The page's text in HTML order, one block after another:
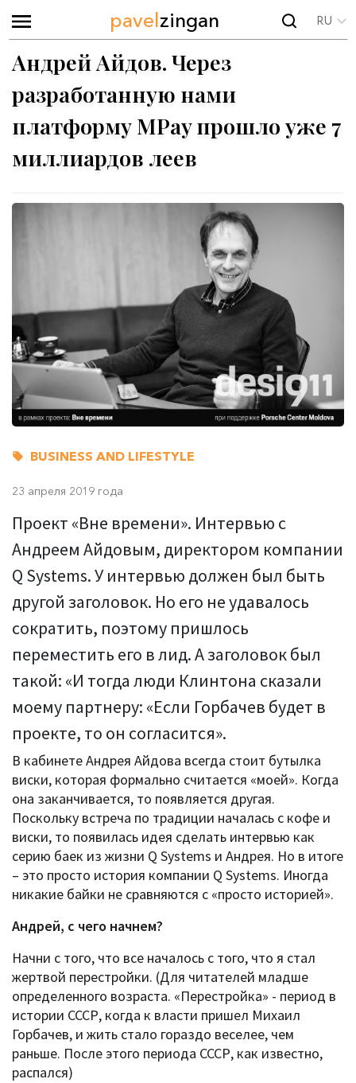
pavelzingan RU
BUSINESS AND LIFESTYLE
23 апреля 2019 года
Андрей Айдов. Через
разработанную нами
платформу MPay прошло уже 7
миллиардов леев
Проект «Вне времени». Интервью с
Андреем Айдовым, директором компании
Q Systems. У интервью должен был быть
другой заголовок. Но его не удавалось
сократить, поэтому пришлось
переместить его в лид. А заголовок был
такой: «И тогда люди Клинтона сказали
моему партнеру: «Если Горбачев будет в
проекте, то он согласится».
В кабинете Андрея Айдова всегда стоит бутылка
виски, которая формально считается «моей». Когда
она заканчивается, то появляется другая.
Поскольку встреча по традиции началась с кофе и
виски, то появилась идея сделать интервью как
серию баек из жизни Q Systems и Андрея. Но в итоге
– это просто история компании Q Systems. Иногда
никакие байки не сравняются с «просто историей».
Андрей, с чего начнем?
Начни с того, что все началось с того, что я стал
жертвой перестройки. (Для читателей младше
определенного возраста. «Перестройка» - период в
истории СССР, когда к власти пришел Михаил
Горбачев, и жить стало гораздо веселее, чем
раньше. После этого периода СССР, как известно,
распался)